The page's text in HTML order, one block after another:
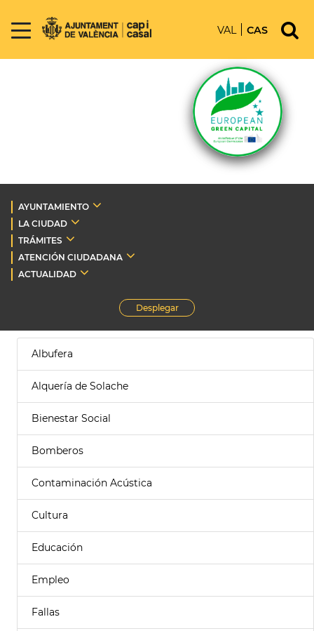
VAL CAS
AYUNTAMIENTO
LA CIUDAD
TRÁMITES
ATENCIÓN CIUDADANA
ACTUALIDAD
Desplegar
Albufera
Alquería de Solache
Bienestar Social
Bomberos
Contaminación Acústica
Cultura
Educación
Empleo
Fallas